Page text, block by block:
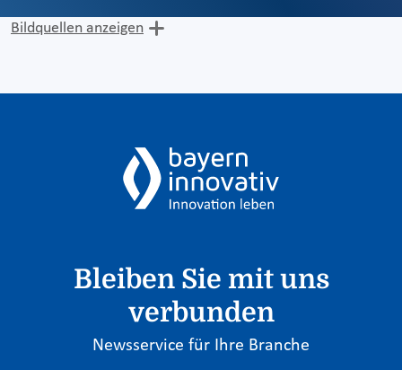
Bildquellen anzeigen
Bleiben Sie mit uns
verbunden
Newsservice für Ihre Branche